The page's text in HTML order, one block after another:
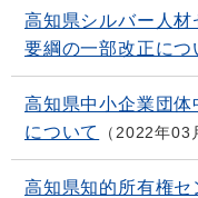
高知県シルバー人
要綱の一部改正につ
高知県中小企業団
について
2022年03
高知県知的所有権